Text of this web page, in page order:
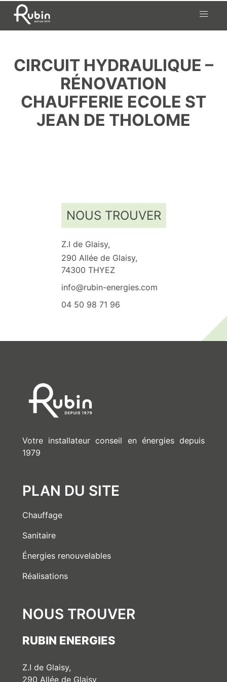
contentCIRCUIT HYDRAULIQUE –
RÉNOVATION
CHAUFFERIE ECOLE ST
JEAN DE THOLOME
NOUS TROUVER
Z.I de Glaisy,
290 Allée de Glaisy,
74300 THYEZ
info@rubin-energies.com
04 50 98 71 96
Votre installateur conseil en énergies depuis
1979
PLAN DU SITE
Chauffage
Sanitaire
Énergies renouvelables
Réalisations
NOUS TROUVER
RUBIN ENERGIES
Z.I de Glaisy,
290 Allée de Glaisy